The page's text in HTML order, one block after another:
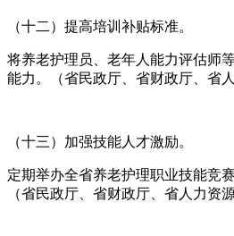
（十二）提高培训补贴标准。
将养老护理员、老年人能力评估师
能力。（省民政厅、省财政厅、省
（十三）加强技能人才激励。
定期举办全省养老护理职业技能竞
（省民政厅、省财政厅、省人力资